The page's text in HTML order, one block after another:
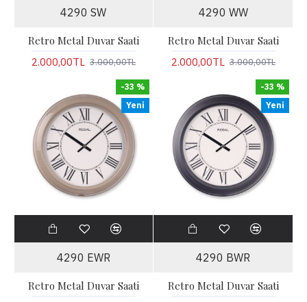
4290 SW
Retro Metal Duvar Saati
2.000,00TL 3.000,00TL
4290 WW
Retro Metal Duvar Saati
2.000,00TL 3.000,00TL
Yeni
-33 %
4290 EWR
Retro Metal Duvar Saati
Yeni
-33 %
4290 BWR
Retro Metal Duvar Saati